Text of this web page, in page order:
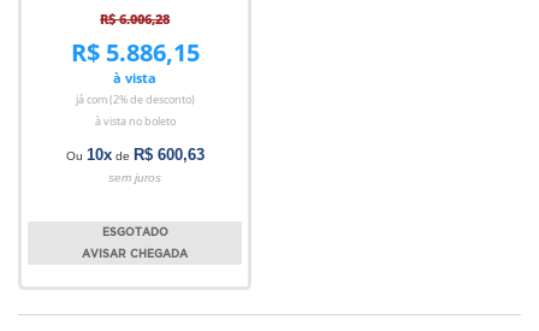
R$ 6.006,28
R$ 5.886,15
à vista
já com (2% de desconto)
à vista no boleto
Ou 10xde R$ 600,63
sem juros
ESGOTADO
AVISAR CHEGADA